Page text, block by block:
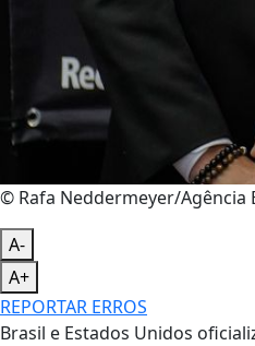
© Rafa Neddermeyer/Agência
A-
A+
REPORTAR ERROS
Brasil e Estados Unidos